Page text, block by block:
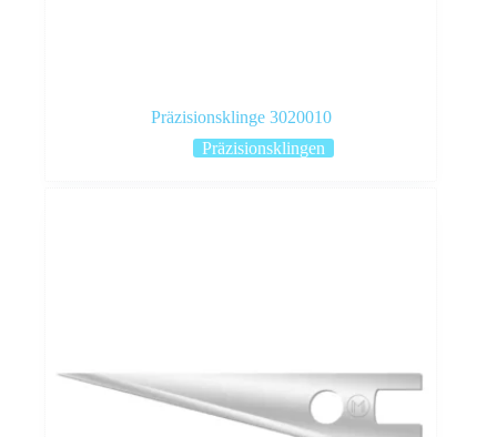
Präzisionsklinge 3020010
Präzisionsklingen